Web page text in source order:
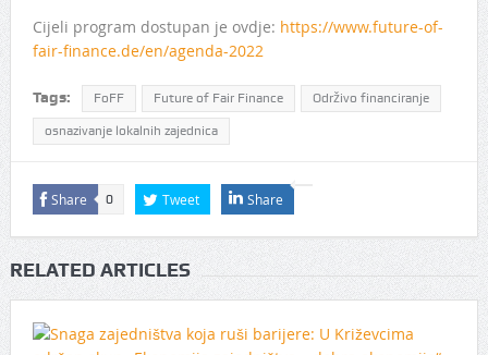
Cijeli program dostupan je ovdje: https://www.future-of-
fair-finance.de/en/agenda-2022
Tags: FoFF Future of Fair Finance Održivo financiranje
osnazivanje lokalnih zajednica
Share 0 Tweet Share
RELATED ARTICLES